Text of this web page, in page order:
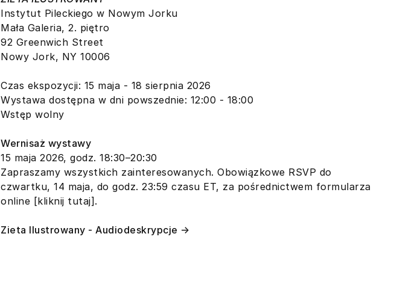
Instytut Pileckiego w Nowym Jorku
Mała Galeria, 2. piętro
92 Greenwich Street
Nowy Jork, NY 10006
Czas ekspozycji: 15 maja - 18 sierpnia 2026
Wystawa dostępna w dni powszednie: 12:00 - 18:00
Wstęp wolny
Wernisaż wystawy
15 maja 2026, godz. 18:30–20:30
Zapraszamy wszystkich zainteresowanych. Obowiązkowe RSVP do
czwartku, 14 maja, do godz. 23:59 czasu ET, za pośrednictwem formularza
online [kliknij tutaj] .
Zieta Ilustrowany - Audiodeskrypcje →